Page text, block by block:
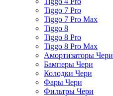
Tiggo 7 Pro
Tiggo 7 Pro Max
Tiggo 8
Tiggo 8 Pro
Tiggo 8 Pro Max
Амортизаторы Чери
Бамперы Чери
Колодки Чери
Фары Чери
Фильтры Чери